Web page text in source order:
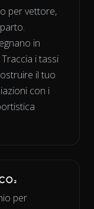
per vettore,
in
i tassi
il tuo
con i
per